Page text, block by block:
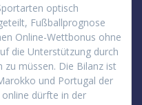
optisch
Fußballprognose
Online-Wettbonus ohne
die Unterstützung durch
zu müssen. Die Bilanz ist
und Portugal der
dürfte in der